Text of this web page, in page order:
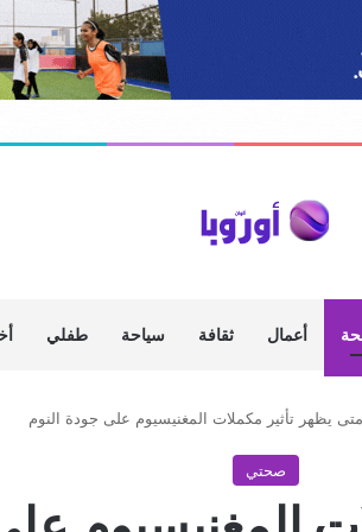
أعمال ثقافة سياحة طفلي
متى يظهر تأثير مكملات المغنيسيوم على جودة النوم
صحتي